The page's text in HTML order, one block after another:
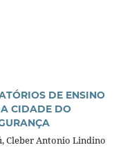
DE ENSINO
CIDADE DO
Cleber Antonio Lindino